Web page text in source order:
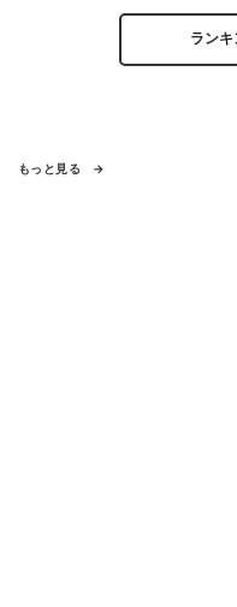
ラン
もっと見る